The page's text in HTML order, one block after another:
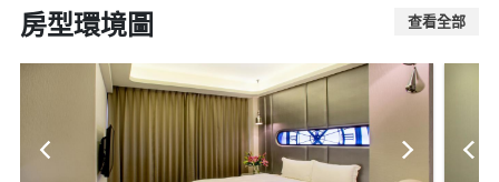
房型環境圖 查看全部